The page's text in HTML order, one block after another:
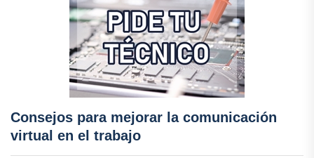
Consejos para mejorar la comunicación
virtual en el trabajo